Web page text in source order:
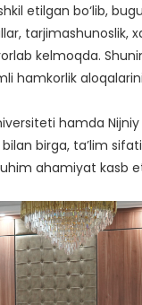
etilgan bo‘lib,
tarjimashunoslik,
kelmoqda.
hamkorlik aloqalarini
hamda
birga, ta’lim
ahamiyat kasb